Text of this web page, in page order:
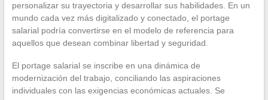
personalizar su trayectoria y desarrollar sus habilidades. En un
mundo cada vez más digitalizado y conectado, el portage
salarial podría convertirse en el modelo de referencia para
aquellos que desean combinar libertad y seguridad.
El portage salarial se inscribe en una dinámica de
modernización del trabajo, conciliando las aspiraciones
individuales con las exigencias económicas actuales. Se